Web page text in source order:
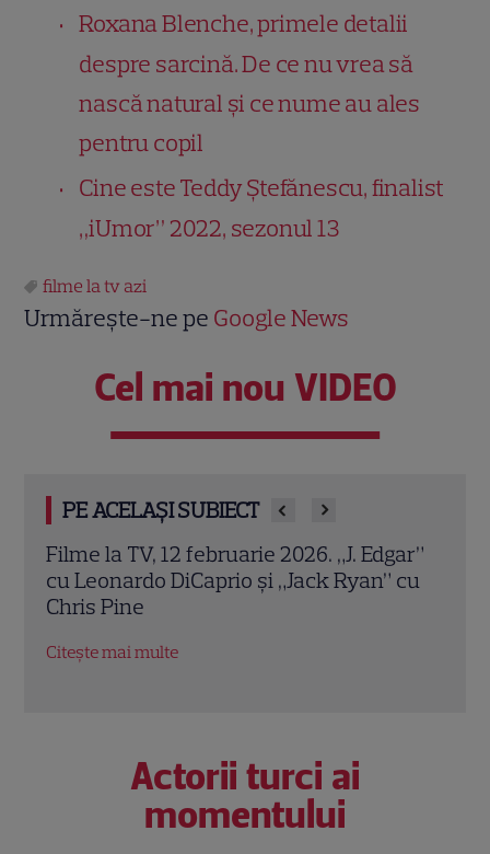
Roxana Blenche, primele detalii
despre sarcină. De ce nu vrea să
nască natural și ce nume au ales
pentru copil
Cine este Teddy Ştefănescu, finalist
„iUmor” 2022, sezonul 13
filme la tv azi
Urmărește-ne pe Google News
Cel mai nou VIDEO
PE ACELAȘI SUBIECT
Filme la TV, 12 februarie 2026. „J. Edgar”
cu Leonardo DiCaprio și „Jack Ryan” cu
Chris Pine
Citește mai multe
Actorii turci ai
momentului